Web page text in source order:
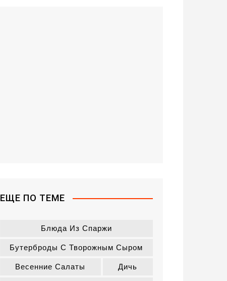
ЕЩЕ ПО ТЕМЕ
Блюда Из Спаржи
Бутерброды С Творожным Сыром
Весенние Салаты Дичь